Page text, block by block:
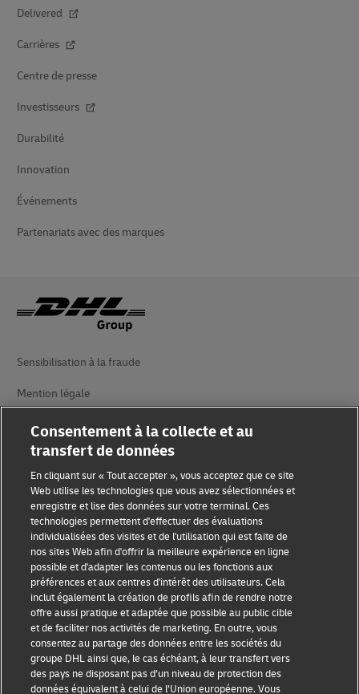
Delivered
Carrières
Centre de presse
Investisseurs
Durabilité
Innovation
Événements
Partenariats avec des marques
Sensibilisation à la fraude
Mention légale
Conditions d’utilisation
Avis de confidentialité
Informations complémentaires
Paramètres des cookies
Suivez-nous
2026 © - all rights reserved
Consentement à la collecte et au
transfert de données
En cliquant sur « Tout accepter », vous acceptez que ce site
Web utilise les technologies que vous avez sélectionnées et
enregistre et lise des données sur votre terminal. Ces
technologies permettent d'effectuer des évaluations
individualisées des visites et de l'utilisation qui est faite de
nos sites Web afin d'offrir la meilleure expérience en ligne
possible et d'adapter les contenus ou les fonctions aux
préférences et aux centres d'intérêt des utilisateurs. Cela
inclut également la création de profils afin de rendre notre
offre aussi pratique et adaptée que possible au public cible
et de faciliter nos activités de marketing. En outre, vous
consentez au partage des données entre les sociétés du
groupe DHL ainsi que, le cas échéant, à leur transfert vers
des pays ne disposant pas d’un niveau de protection des
données équivalent à celui de l’Union européenne. Vous